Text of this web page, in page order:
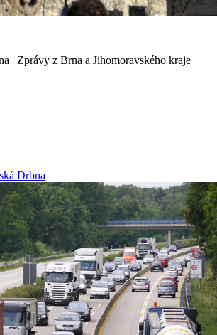
| Zprávy z Brna a Jihomoravského kraje
Drbna